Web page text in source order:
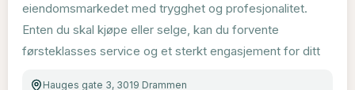
eiendomsmarkedet med trygghet og profesjonalitet.
Enten du skal kjøpe eller selge, kan du forvente
førsteklasses service og et sterkt engasjement for ditt
Hauges gate 3, 3019 Drammen